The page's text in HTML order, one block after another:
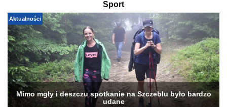
Sport
Aktualności
Mimo mgły i deszczu spotkanie na Szczeblu było bardzo
udane